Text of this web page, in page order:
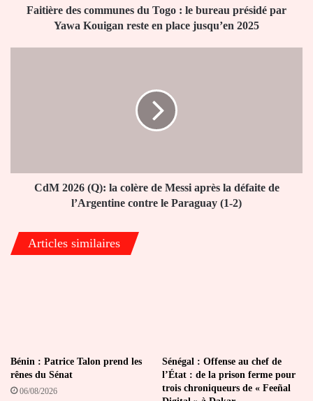
Faitière des communes du Togo : le bureau présidé par
Yawa Kouigan reste en place jusqu’en 2025
la
défaite
contre
le
CdM 2026 (Q): la colère de Messi après la défaite de
l’Argentine contre le Paraguay (1-2)
Articles similaires
Bénin : Patrice Talon prend les
rênes du Sénat
06/08/2026
Sénégal : Offense au chef de
l’État : de la prison ferme pour
trois chroniqueurs de « Feeñal